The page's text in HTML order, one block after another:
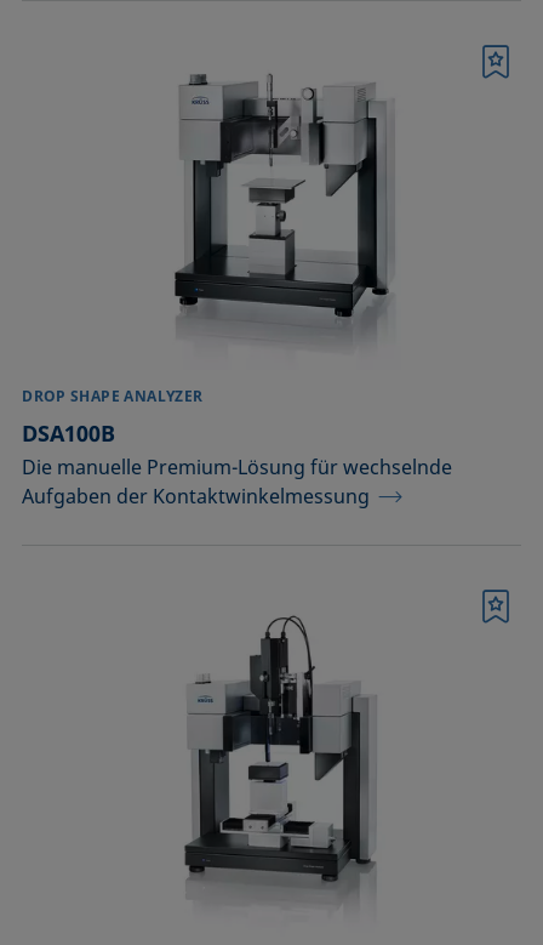
DROP SHAPE ANALYZER
DSA100B
Die manuelle Premium-Lösung für wechselnde
Aufgaben der Kontaktwinkelmessung